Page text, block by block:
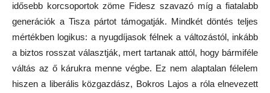
idősebb korcsoportok zöme Fidesz szavazó míg a fiatalabb
generációk a Tisza pártot támogatják. Mindkét döntés teljes
mértékben logikus: a nyugdíjasok félnek a változástól, inkább
a biztos rosszat választják, mert tartanak attól, hogy bármiféle
váltás az ő kárukra menne végbe. Ez nem alaptalan félelem
hiszen a liberális közgazdász, Bokros Lajos a róla elnevezett